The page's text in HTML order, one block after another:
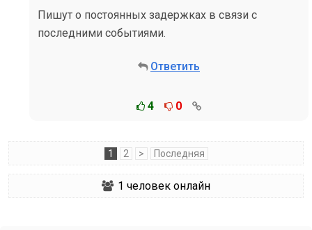
Пишут о постоянных задержках в связи с
последними событиями.
Ответить
4 0
1 2 > Последняя
1 человек онлайн